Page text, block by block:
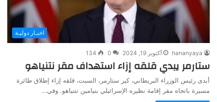
اخبـار دوليـة
hananyaya أكتوبر 19, 2024 0
134
ستارمر يبدي قلقه إزاء استهداف مقر نتنياهو
أبدى رئيس الوزراء البريطاني، كير ستارمر، السبت، قلقه إزاء إطلاق طائرة
مسيرة باتجاه مقر إقامة نظيره الإسرائيلي بنيامين نتنياهو. وفي…